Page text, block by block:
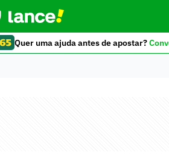
Quer uma ajuda antes de apostar?